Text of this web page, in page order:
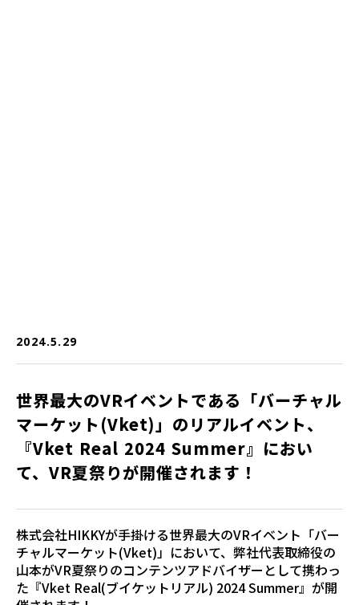
2024.5.29
世界最大のVRイベントである「バーチャル
マーケット(Vket)」のリアルイベント、
『Vket Real 2024 Summer』におい
て、VR夏祭りが開催されます！
株式会社HIKKYが手掛ける世界最大のVRイベント「バー
チャルマーケット(Vket)」において、弊社代表取締役の
山本がVR夏祭りのコンテンツアドバイザーとして携わっ
た『Vket Real(ブイケットリアル) 2024 Summer』が開